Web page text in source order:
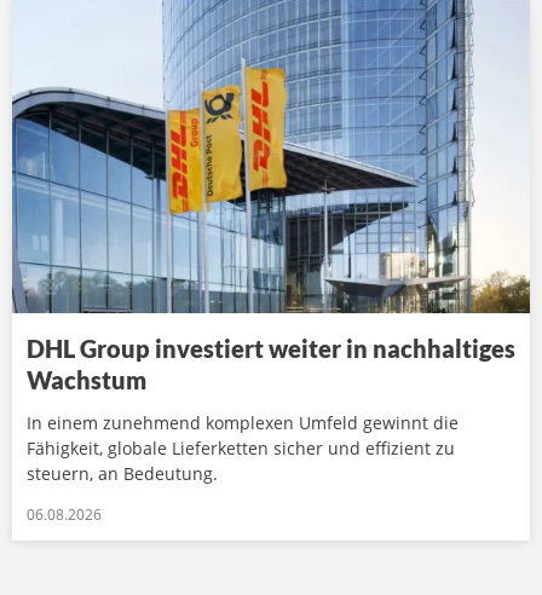
DHL Group investiert weiter in nachhaltiges
Wachstum
In einem zunehmend komplexen Umfeld gewinnt die
Fähigkeit, globale Lieferketten sicher und effizient zu
steuern, an Bedeutung.
06.08.2026